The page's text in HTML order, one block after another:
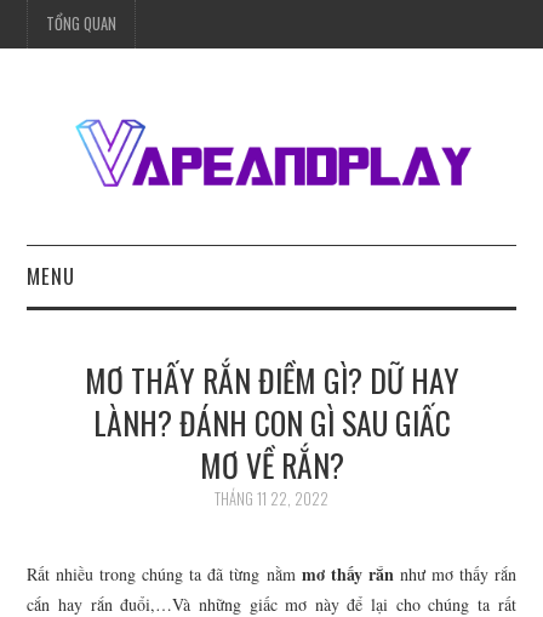
TỔNG QUAN
MENU
BÓNG ĐÁ
CÔNG NGHỆ
MƠ THẤY RẮN ĐIỀM GÌ? DỮ HAY
LÀNH? ĐÁNH CON GÌ SAU GIẤC
MƠ VỀ RẮN?
THÁNG 11 22, 2022
Rất nhiều trong chúng ta đã từng nằmmơ thấy rắnnhư mơ thấy rắn
cắn hay rắn đuổi,…Và những giấc mơ này để lại cho chúng ta rất